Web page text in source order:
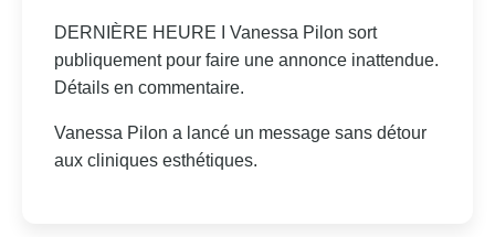
DERNIÈRE HEURE I Vanessa Pilon sort
publiquement pour faire une annonce inattendue.
Détails en commentaire.
Vanessa Pilon a lancé un message sans détour
aux cliniques esthétiques.